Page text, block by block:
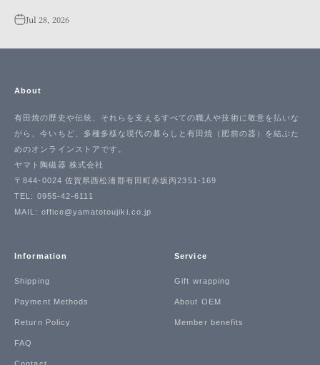
Jul 28, 2026
About
有田焼の歴史や伝統、それらを支えるすべての職人や技術に敬意を払いな
がら、今いちど、多種多様な現代の暮らしと有田焼（肥前の器）を結ぶた
めのオンラインストアです。
ヤマト陶磁器 株式会社
〒844-0024 佐賀県西松浦郡有田町赤坂丙2351-169
TEL: 0955-42-6111
MAIL: office@yamatotoujiki.co.jp
Information
Shipping
Payment Methods
Return Policy
FAQ
Service
Gift wrapping
About OEM
Member benefits